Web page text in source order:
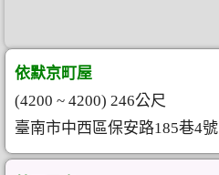
依默京町屋
(4200 ~ 4200) 246公尺
臺南市中西區保安路185巷4號